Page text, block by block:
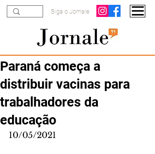
Siga o Jornale
Paraná começa a
distribuir vacinas para
trabalhadores da
educação
10/05/2021